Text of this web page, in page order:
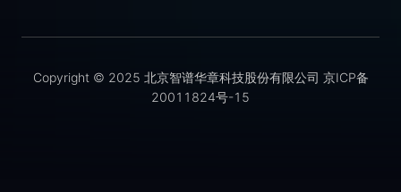
Copyright © 2025 北京智谱华章科技股份有限公司 京ICP备
20011824号-15